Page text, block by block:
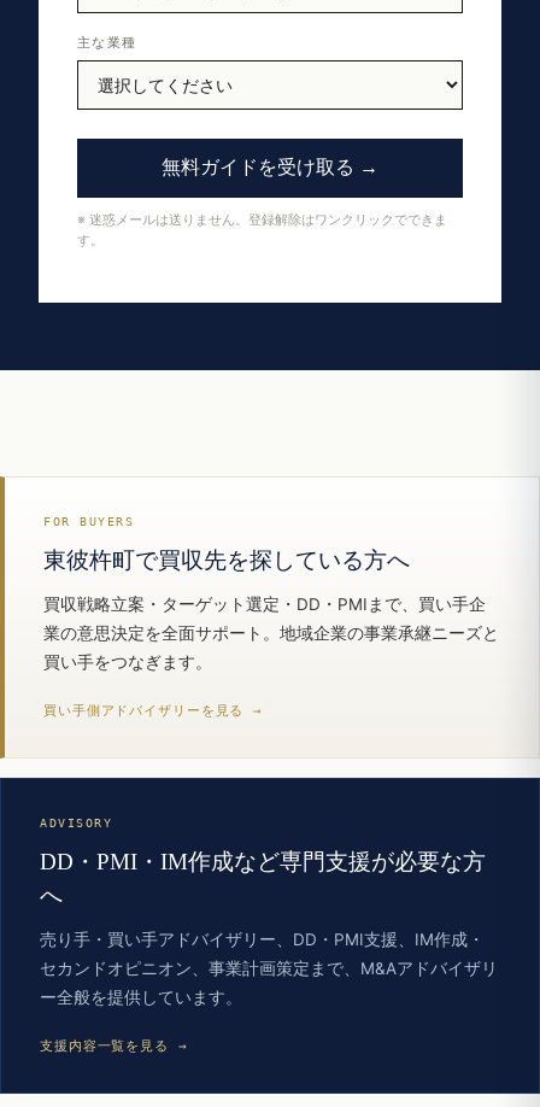
主な業種
無料ガイドを受け取る →
※ 迷惑メールは送りません。登録解除はワンクリックでできま
す。
FOR BUYERS
東彼杵町で買収先を探している方へ
買収戦略立案・ターゲット選定・DD・PMIまで、買い手企
業の意思決定を全面サポート。地域企業の事業承継ニーズと
買い手をつなぎます。
買い手側アドバイザリーを見る →
ADVISORY
DD・PMI・IM作成など専門支援が必要な方
へ
売り手・買い手アドバイザリー、DD・PMI支援、IM作成・
セカンドオピニオン、事業計画策定まで、M&Aアドバイザリ
ー全般を提供しています。
支援内容一覧を見る →